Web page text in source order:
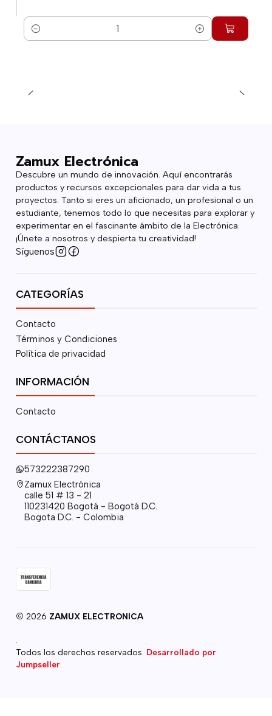
Cantidad
Zamux Electrónica
Descubre un mundo de innovación. Aquí encontrarás
productos y recursos excepcionales para dar vida a tus
proyectos. Tanto si eres un aficionado, un profesional o un
estudiante, tenemos todo lo que necesitas para explorar y
experimentar en el fascinante ámbito de la Electrónica.
¡Únete a nosotros y despierta tu creatividad!
Síguenos
CATEGORÍAS
Contacto
Términos y Condiciones
Política de privacidad
INFORMACIÓN
Contacto
CONTÁCTANOS
573222387290
Zamux Electrónica
calle 51 # 13 - 21
110231420 Bogotá - Bogotá D.C.
Bogota D.C. - Colombia
2026 ZAMUX ELECTRONICA
Todos los derechos reservados. Desarrollado por
Jumpseller